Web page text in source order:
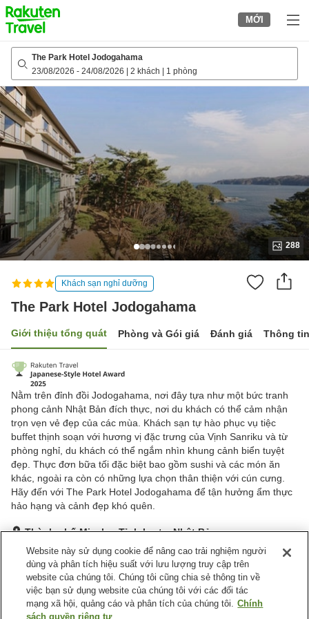
to
top
page
MỚI
The Park Hotel Jodogahama
23/08/2026 - 24/08/2026 2 khách 1 phòng
288
Khách sạn nghỉ dưỡng
The Park Hotel Jodogahama
Giới thiệu tổng quát Phòng và Gói giá Đánh giá Thông
Nằm trên đỉnh đồi Jodogahama, nơi đây tựa như một bức tranh
phong cảnh Nhật Bản đích thực, nơi du khách có thể cảm nhận
trọn vẹn vẻ đẹp của các mùa. Khách sạn tự hào phục vụ tiệc
buffet thịnh soạn với hương vị đặc trưng của Vịnh Sanriku và từ
phòng nghỉ, du khách có thể ngắm nhìn khung cảnh biển tuyệt
đẹp. Thực đơn bữa tối đặc biệt bao gồm sushi và các món ăn
khác, ngoài ra còn có những lựa chọn thân thiện với cún cưng.
Hãy đến với The Park Hotel Jodogahama để tận hưởng ẩm thực
hảo hạng và cảnh đẹp khó quên.
Thành phố Miyako, Tỉnh Iwate, Nhật Bản
Hiển thị trên bản đồ
Tuyệt vời Đánh giá:887 lượt
Tiện nghi chỗ nghỉ
Website này sử dụng cookie để nâng cao trải nghiệm người
dùng và phân tích hiệu suất với lưu lượng truy cập trên
website của chúng tôi. Chúng tôi cũng chia sẻ thông tin về
việc bạn sử dụng website của chúng tôi với các đối tác
mạng xã hội, quảng cáo và phân tích của chúng tôi. Chính
sách quyền riêng tư